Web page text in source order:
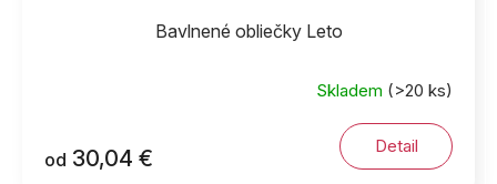
Bavlnené obliečky Leto
Skladem (>20 ks)
od 30,04 € Detail